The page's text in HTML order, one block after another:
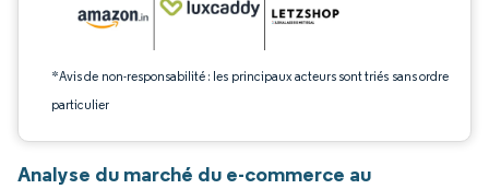
*Avis de non-responsabilité : les principaux acteurs sont triés sans ordre
particulier
Analyse du marché du e-commerce au